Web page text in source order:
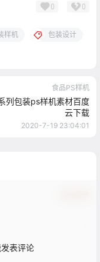
0 0
样机 包装设计
食品PS样机
列包装ps样机素材百度
云下载
2020-7-19 23:04:01
表评论